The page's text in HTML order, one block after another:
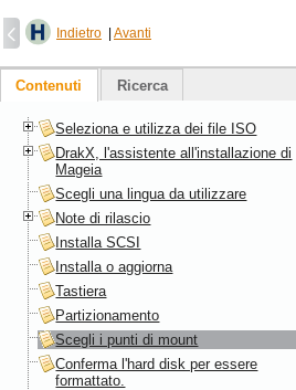
Indietro Avanti
Contenuti Ricerca
Seleziona e utilizza dei file ISO
DrakX, l'assistente all'installazione di
Mageia
Scegli una lingua da utilizzare
Note di rilascio
Installa SCSI
Installa o aggiorna
Tastiera
Partizionamento
Scegli i punti di mount
Conferma l'hard disk per essere
formattato.